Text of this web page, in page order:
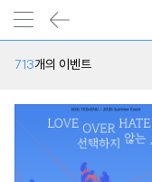
713개의 이벤트